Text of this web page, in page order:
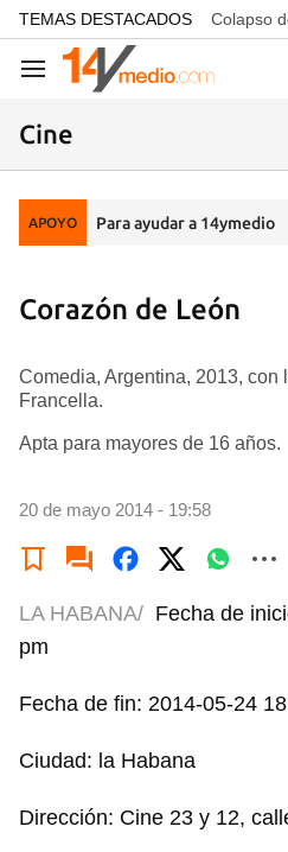
common.go-to-content
TEMAS DESTACADOS Colapso
Navegación
Cine
APOYO Para ayudar a 14ymedio
Corazón de León
Comedia, Argentina, 2013, con
Francella.
Apta para mayores de 16 años.
20 de mayo 2014 - 19:58
LA HABANA/ Fecha de
pm
Fecha de fin: 2014-05-24
Ciudad: la Habana
Dirección: Cine 23 y 12,